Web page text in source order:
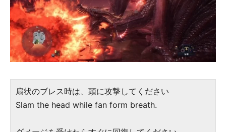
扇状のブレス時は、頭に攻撃してください
Slam the head while fan form breath.